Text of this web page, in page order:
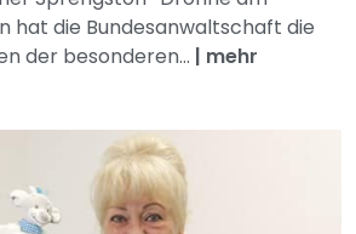
hat die Bundesanwaltschaft die
der besonderen... | mehr